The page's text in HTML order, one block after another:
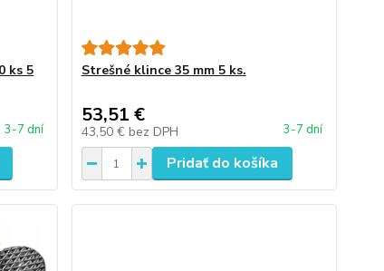
ks 5
3-7 dní
Strešné klince 35 mm 5 ks.
53,51 €
43,50 € bez DPH 3-7 dní
Pridať do košíka